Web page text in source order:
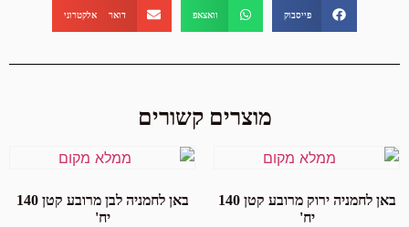
פייסבוק וואצאפ דואר אלקטרוני
מוצרים קשורים
באן לחמניה ירוק מרובע קטן 140
יח'
באן לחמניה לבן מרובע קטן 140
יח'